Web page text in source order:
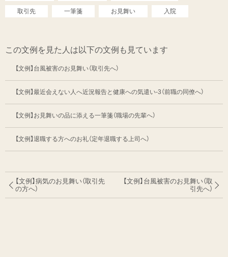
取引先 一筆箋 お見舞い 入院
この文例を見た人は以下の文例も見ています
【文例】台風被害のお見舞い（取引先へ）
【文例】最近会えない人へ近況報告と健康への気遣い-3（前職の同僚へ）
【文例】お見舞いの品に添える一筆箋（職場の先輩へ）
【文例】退職する方へのお礼（定年退職する上司へ）
【文例】病気のお見舞い（取引先
の方へ）
【文例】台風被害のお見舞い（取
引先へ）